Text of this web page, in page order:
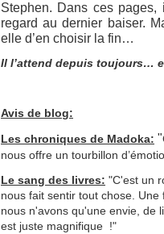
Stephen. Dans ces
regard au dernier baiser.
elle d’en choisir la fin…
Il l’attend depuis toujours…
Avis de blog:
Les chroniques de Madoka: "
nous offre un tourbillon
Le sang des livres: "C'est un
nous fait sentir tout chose.
nous n'avons qu'une envie, de
est juste magnifique !"